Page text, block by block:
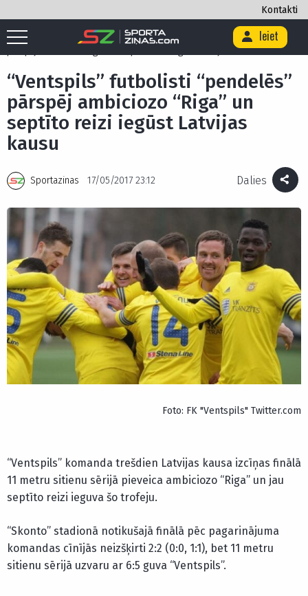
Kontakti
Ieiet
Sākums / Futbola Virslīga /
“Ventspils” futbolisti “pendelēs”
pārspēj ambiciozo “Riga” un septīto reizi iegūst Latvijas kausu
“Ventspils” futbolisti “pendelēs”
pārspēj ambiciozo “Riga” un
septīto reizi iegūst Latvijas
kausu
Sportazinas 17/05/2017 23:12 Dalies
Foto: FK "Ventspils" Twitter.com
“Ventspils” komanda trešdien Latvijas kausa izcīņas finālā
11 metru sitienu sērijā pieveica ambiciozo “Riga” un jau
septīto reizi ieguva šo trofeju.
“Skonto” stadionā notikušajā finālā pēc pagarinājuma
komandas cīnījās neizšķirti 2:2 (0:0, 1:1), bet 11 metru
sitienu sērijā uzvaru ar 6:5 guva “Ventspils”.